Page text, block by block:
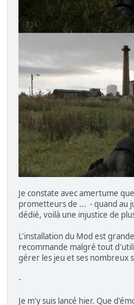
Je constate avec amertume
prometteurs de ... - quand au
dédié, voilà une injustice de
L'installation du Mod est
recommande malgré tout
gérer les jeu et ses nombreux
-
Je m'y suis lancé hier. Que